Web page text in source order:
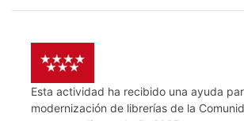
Esta actividad ha recibido una ayuda
modernización de librerías de la